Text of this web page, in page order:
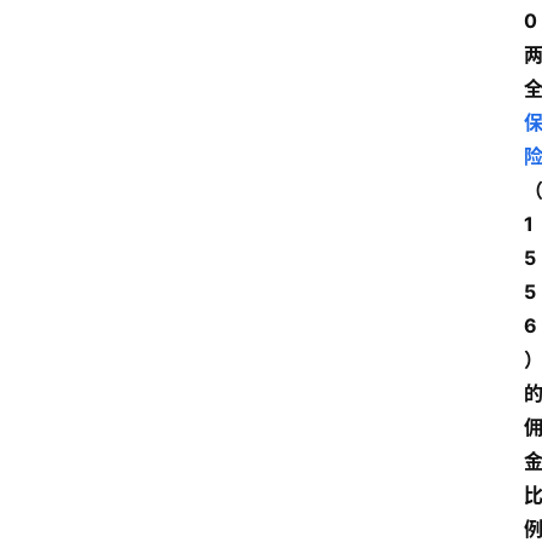
0
两
全
保
险
（
1
5
5
6
）
的
佣
金
比
例